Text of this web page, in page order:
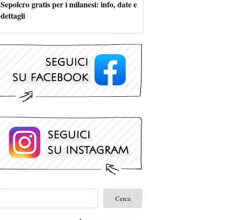
Sepolcro gratis per i milanesi: info, date e
dettagli